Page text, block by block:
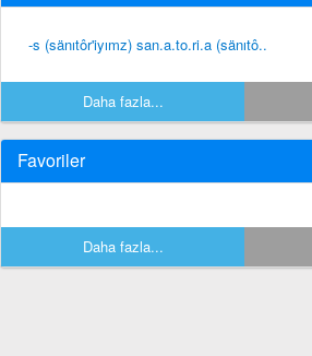
-s (sänıtôr'iyımz) san.a.to.ri.a (sänıtô..
Daha fazla...
Favoriler
Daha fazla...